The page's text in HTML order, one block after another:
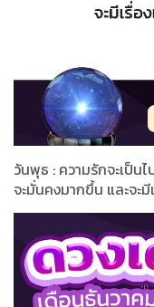
วันพุธ : ความรักจะเป็น
จะมั่นคงมากขึ้น และจะ